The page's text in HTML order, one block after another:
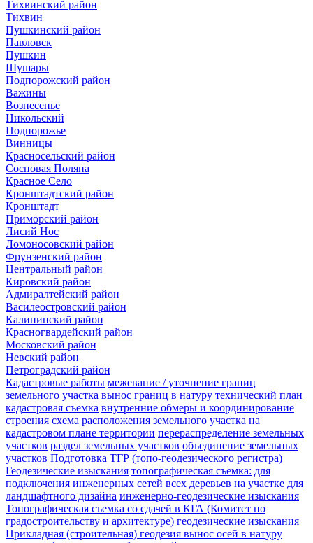
Тихвинский район
Тихвин
Пушкинский район
Павловск
Пушкин
Шушары
Подпорожский район
Важины
Вознесенье
Никольский
Подпорожье
Винницы
Красносельский район
Сосновая Поляна
Красное Село
Кронштадтский район
Кронштадт
Приморский район
Лисий Нос
Ломоносовский район
Фрунзенский район
Центральный район
Кировский район
Адмиралтейский район
Василеостровский район
Калининский район
Красногвардейский район
Московский район
Невский район
Петроградский район
Кадастровые работы межевание / уточнение границ
земельного участка вынос границ в натуру технический план
кадастровая съемка внутренние обмеры и координирование
строения схема расположения земельного участка на
кадастровом плане территории перераспределение земельных
участков раздел земельных участков объединение земельных
участков Подготовка ТГР (топо-геодезического регистра)
Геодезические изыскания топографическая съемка: для
подключения инженерных сетей всех деревьев на участке для
ландшафтного дизайна инженерно-геодезические изыскания
Топографическая съемка со сдачей в КГА (Комитет по
градостроительству и архитектуре) геодезические изыскания
Прикладная (строительная) геодезия вынос осей в натуру